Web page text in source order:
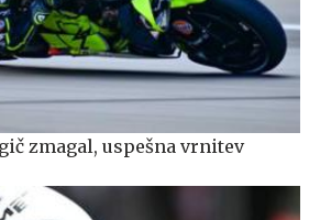
zmagal, uspešna vrnitev